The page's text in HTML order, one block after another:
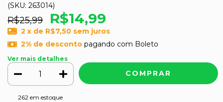
(SKU: 263014)
R$25,99 R$14,99
2 x de R$7,50 sem juros
2% de descontopagando com Boleto
Ver mais detalhes
262 em estoque